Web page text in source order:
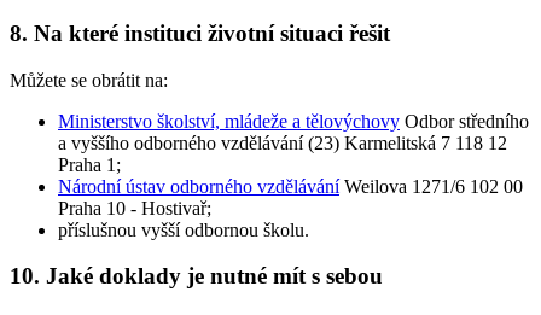
8. Na které instituci životní situaci řešit
Můžete se obrátit na:
Ministerstvo školství, mládeže a tělovýchovy Odbor středního
a vyššího odborného vzdělávání (23) Karmelitská 7 118 12
Praha 1;
Národní ústav odborného vzděláváníWeilova 1271/6 102 00
Praha 10 - Hostivař;
příslušnou vyšší odbornou školu.
10. Jaké doklady je nutné mít s sebou